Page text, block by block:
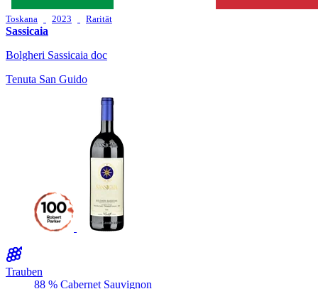
Toskana 2023 Rarität
Sassicaia
Bolgheri Sassicaia doc
Tenuta San Guido
Trauben
88 % Cabernet Sauvignon